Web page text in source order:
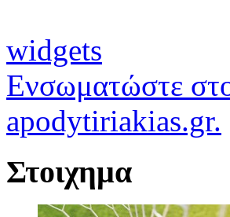
widgets
Ενσωματώστε
apodytiriakias.gr.
Στοιχημα